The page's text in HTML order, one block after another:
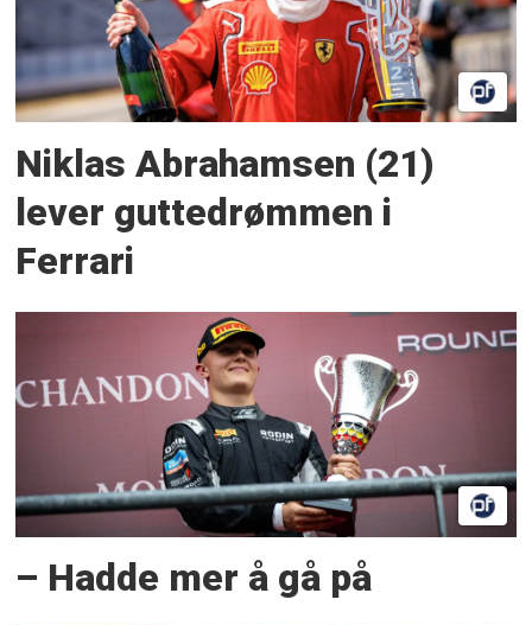
Niklas Abrahamsen (21)
lever guttedrømmen i
Ferrari
– Hadde mer å gå på